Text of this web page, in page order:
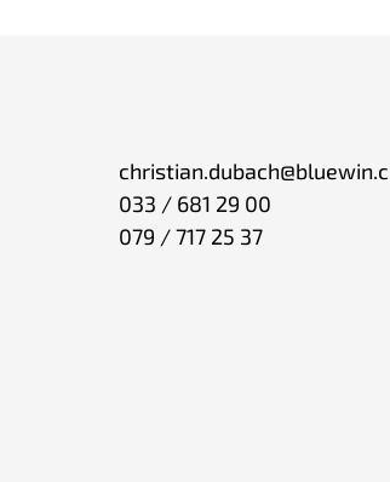
033 / 681 29 00
079 / 717 25 37